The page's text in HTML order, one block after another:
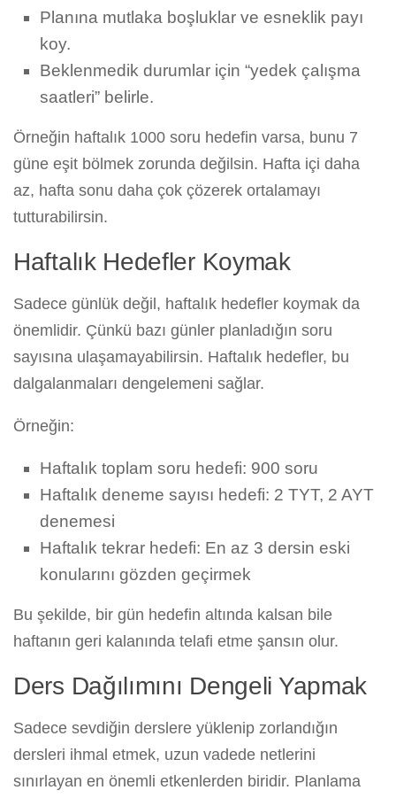
Planına mutlaka boşluklar ve esneklik payı
koy.
Beklenmedik durumlar için “yedek çalışma
saatleri” belirle.
Örneğin haftalık 1000 soru hedefin varsa, bunu 7
güne eşit bölmek zorunda değilsin. Hafta içi daha
az, hafta sonu daha çok çözerek ortalamayı
tutturabilirsin.
Haftalık Hedefler Koymak
Sadece günlük değil, haftalık hedefler koymak da
önemlidir. Çünkü bazı günler planladığın soru
sayısına ulaşamayabilirsin. Haftalık hedefler, bu
dalgalanmaları dengelemeni sağlar.
Örneğin:
Haftalık toplam soru hedefi: 900 soru
Haftalık deneme sayısı hedefi: 2 TYT, 2 AYT
denemesi
Haftalık tekrar hedefi: En az 3 dersin eski
konularını gözden geçirmek
Bu şekilde, bir gün hedefin altında kalsan bile
haftanın geri kalanında telafi etme şansın olur.
Ders Dağılımını Dengeli Yapmak
Sadece sevdiğin derslere yüklenip zorlandığın
dersleri ihmal etmek, uzun vadede netlerini
sınırlayan en önemli etkenlerden biridir. Planlama